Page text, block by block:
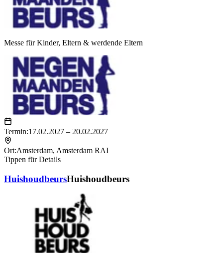
Messe für Kinder, Eltern & werdende Eltern
Termin:17.02.2027 – 20.02.2027
Ort:Amsterdam, Amsterdam RAI
Tippen für Details
HuishoudbeursHuishoudbeurs